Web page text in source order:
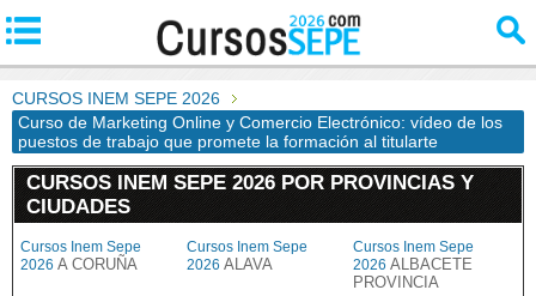
CURSOS INEM SEPE 2026
Curso de Marketing Online y Comercio Electrónico: vídeo de los
puestos de trabajo que promete la formación al titularte
CURSOS INEM SEPE 2026 POR PROVINCIAS Y
CIUDADES
Cursos Inem Sepe
2026 A CORUÑA
Cursos Inem Sepe
2026 ALAVA
Cursos Inem Sepe
2026 ALBACETE
PROVINCIA